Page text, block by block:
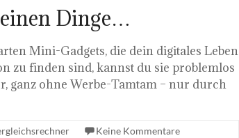
Dinge…
Mini-Gadgets, die dein digitales Leben
zu finden sind, kannst du sie problemlos
ganz ohne Werbe-Tamtam – nur durch
Keine Kommentare